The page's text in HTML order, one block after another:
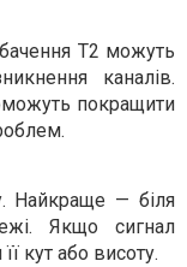
Т2 можуть
каналів.
покращити
Найкраще — біля
Якщо сигнал
кут або висоту.